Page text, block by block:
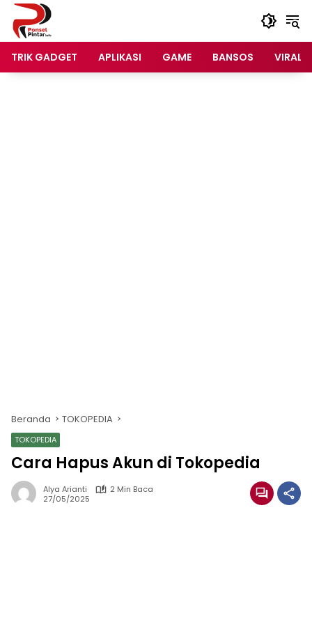
Langsung
konten
TRIK GADGET
APLIKASI GAME BANSOS VIRAL
Beranda TOKOPEDIA
TOKOPEDIA
Cara Hapus Akun di Tokopedia
Alya Arianti
2 Min Baca
27/05/2025